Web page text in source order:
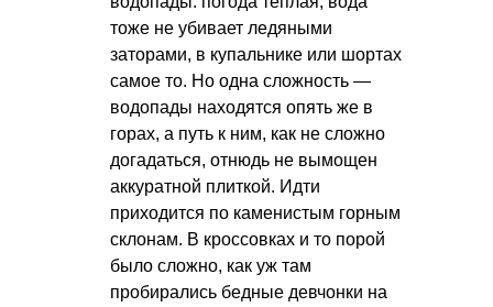
тоже не убивает ледяными
заторами, в купальнике или шортах
самое то. Но одна сложность —
водопады находятся опять же в
горах, а путь к ним, как не сложно
догадаться, отнюдь не вымощен
аккуратной плиткой. Идти
приходится по каменистым горным
склонам. В кроссовках и то порой
было сложно, как уж там
пробирались бедные девчонки на